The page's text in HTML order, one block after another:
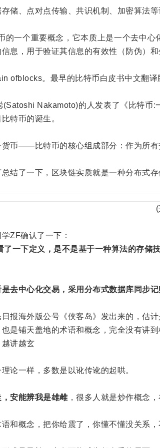
、点对点传输、共识机制、加密算法等
个重要概念，它本质上是一个去中心
息，用于验证其信息的有效性（防伪）和
。最早的比特币白皮书中文翻译
Nakamoto)的人发表了《比特币:
特币的诞生。
——比特币的核心组成部分：作为所有
了一下，区块链实质就是一种分布式存
ZF确认了一下：
一下定义，是不是基于一种算法的存储
去中心化交易，采用分布式数据库同步
报海外版公号《侠客岛》发出来的，估
是铺天盖地的术语和概念，完全没有讲到
讲越玄
论一样，多数是以讹传讹的起哄。
安能辨我是雄雌，很多人就是炒作概念，
和概念，把你给震了，你懂不懂没关系